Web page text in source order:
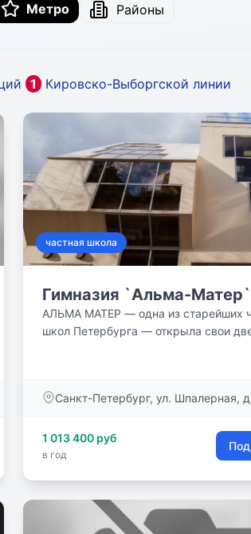
Метро Районы
1 Кировско-Выборгской линии
частная школа
Гимназия `Альма-Матер`
АЛЬМА МАТЕР — одна из старейших
школ Петербурга — открыла свои
временем. А иногда и на шаг
Санкт-Петербург, ул. Шпалерная,
1 013 400 руб
в год